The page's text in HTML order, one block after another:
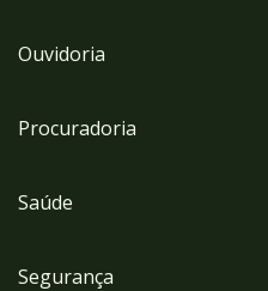
Ouvidoria
Procuradoria
Saúde
Segurança